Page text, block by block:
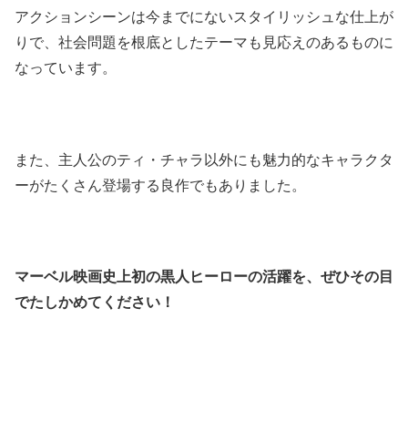
アクションシーンは今までにないスタイリッシュな仕上が
りで、社会問題を根底としたテーマも見応えのあるものに
なっています。
また、主人公のティ・チャラ以外にも魅力的なキャラクタ
ーがたくさん登場する良作でもありました。
マーベル映画史上初の黒人ヒーローの活躍を、ぜひその目
でたしかめてください！